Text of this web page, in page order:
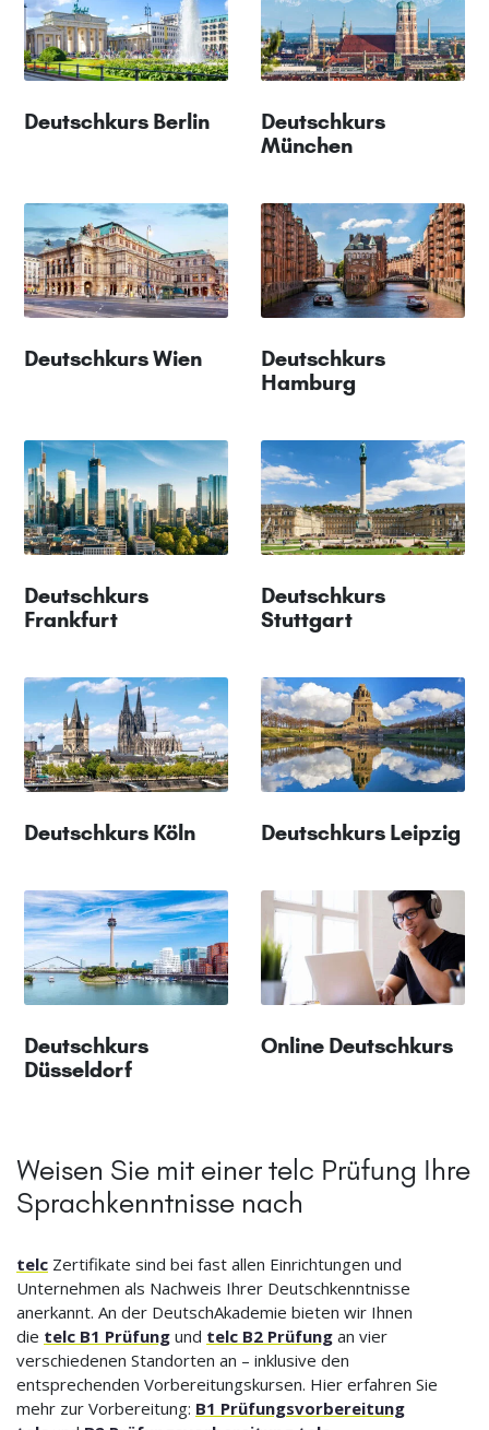
Deutschkurs Berlin
Deutschkurs
München
Deutschkurs Wien
Deutschkurs
Hamburg
Deutschkurs
Frankfurt
Deutschkurs
Stuttgart
Deutschkurs Köln Deutschkurs Leipzig
Deutschkurs
Düsseldorf
Online Deutschkurs
Weisen Sie mit einer telc Prüfung Ihre
Sprachkenntnisse nach
telc Zertifikate sind bei fast allen Einrichtungen und
Unternehmen als Nachweis Ihrer Deutschkenntnisse
anerkannt. An der DeutschAkademie bieten wir Ihnen
die telc B1 Prüfung und telc B2 Prüfung an vier
verschiedenen Standorten an – inklusive den
entsprechenden Vorbereitungskursen. Hier erfahren Sie
mehr zur Vorbereitung: B1 Prüfungsvorbereitung